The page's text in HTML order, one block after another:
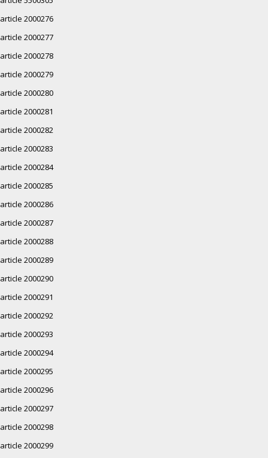
article 2000276
article 2000277
article 2000278
article 2000279
article 2000280
article 2000281
article 2000282
article 2000283
article 2000284
article 2000285
article 2000286
article 2000287
article 2000288
article 2000289
article 2000290
article 2000291
article 2000292
article 2000293
article 2000294
article 2000295
article 2000296
article 2000297
article 2000298
article 2000299